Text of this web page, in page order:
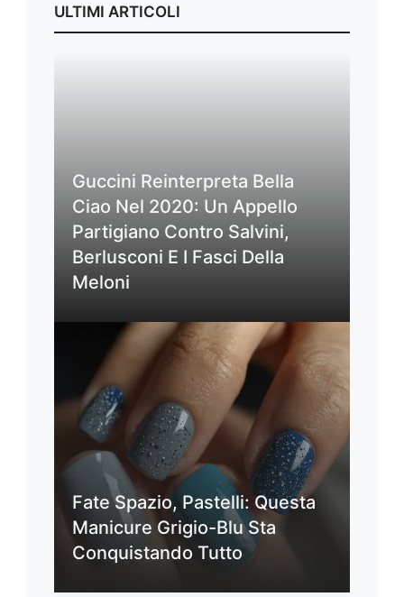
ULTIMI ARTICOLI
Guccini Reinterpreta Bella
Ciao Nel 2020: Un Appello
Partigiano Contro Salvini,
Berlusconi E I Fasci Della
Meloni
Fate Spazio, Pastelli: Questa
Manicure Grigio-Blu Sta
Conquistando Tutto